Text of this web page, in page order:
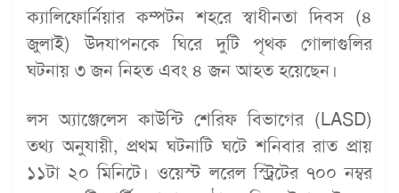
ক্যালিফোর্নিয়ার কম্পটন শহরে স্বাধীনতা দিবস (৪
জুলাই) উদযাপনকে ঘিরে দুটি পৃথক গোলাগুলির
ঘটনায় ৩ জন নিহত এবং ৪ জন আহত হয়েছেন।
লস অ্যাঞ্জেলেস কাউন্টি শেরিফ বিভাগের (LASD)
তথ্য অনুযায়ী, প্রথম ঘটনাটি ঘটে শনিবার রাত প্রায়
১১টা ২০ মিনিটে। ওয়েস্ট লরেল স্ট্রিটের ৭০০ নম্বর